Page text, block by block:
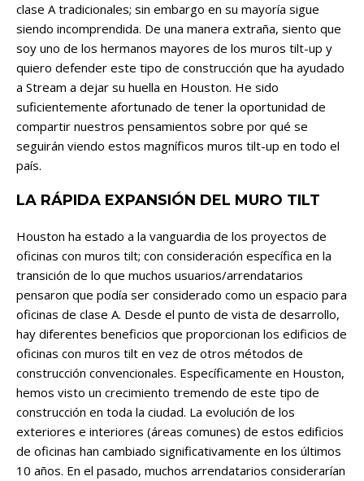
clase A tradicionales; sin embargo en su mayoría sigue
siendo incomprendida. De una manera extraña, siento que
soy uno de los hermanos mayores de los muros tilt-up y
quiero defender este tipo de construcción que ha ayudado
a Stream a dejar su huella en Houston. He sido
suficientemente afortunado de tener la oportunidad de
compartir nuestros pensamientos sobre por qué se
seguirán viendo estos magníficos muros tilt-up en todo el
país.
LA RÁPIDA EXPANSIÓN DEL MURO TILT
Houston ha estado a la vanguardia de los proyectos de
oficinas con muros tilt; con consideración específica en la
transición de lo que muchos usuarios/arrendatarios
pensaron que podía ser considerado como un espacio para
oficinas de clase A. Desde el punto de vista de desarrollo,
hay diferentes beneficios que proporcionan los edificios de
oficinas con muros tilt en vez de otros métodos de
construcción convencionales. Específicamente en Houston,
hemos visto un crecimiento tremendo de este tipo de
construcción en toda la ciudad. La evolución de los
exteriores e interiores (áreas comunes) de estos edificios
de oficinas han cambiado significativamente en los últimos
10 años. En el pasado, muchos arrendatarios considerarían